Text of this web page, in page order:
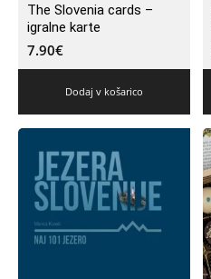
The Slovenia cards –
igralne karte
7.90€
Dodaj v košarico